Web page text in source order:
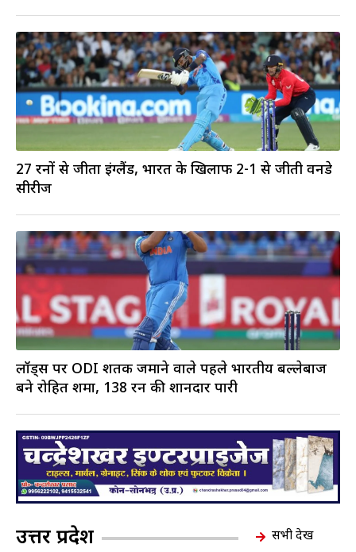
27 रनों से जीता इंग्लैंड, भारत के खिलाफ 2-1 से जीती वनडे
सीरीज
लॉर्ड्स पर ODI शतक जमाने वाले पहले भारतीय बल्लेबाज
बने रोहित शर्मा, 138 रन की शानदार पारी
उत्तर प्रदेश सभी देखें